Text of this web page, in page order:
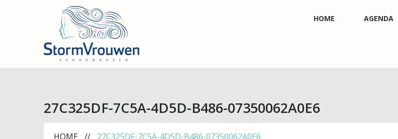
HOME AGENDA
27C325DF-7C5A-4D5D-B486-07350062A0E6
HOME 27C325DF-7C5A-4D5D-B486-07350062A0E6